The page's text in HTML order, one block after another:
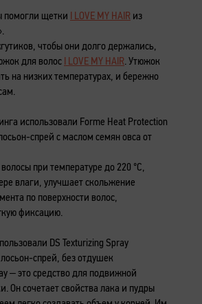
помогли щетки I LOVE MY HAIR из
чтобы они долго держались,
для волос I LOVE MY HAIR . Утюжок
на низких температурах, и бережно
использовали Forme Heat Protection
спрей с маслом семян овса от
при температуре до 220 °C,
влаги, улучшает скольжение
по поверхности волос,
фиксацию.
DS Texturizing Spray
спрей, без отдушек
– это средство для подвижной
Он сочетает свойства лака и пудры